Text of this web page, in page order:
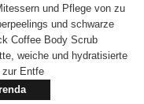
und Pflege von zu
und schwarze
Coffee Body Scrub
weiche und hydratisierte
zur Entfe